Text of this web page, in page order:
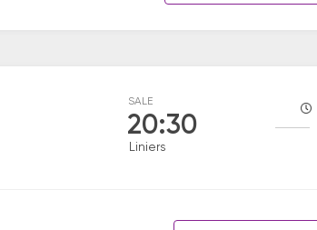
SALE
20:30
Liniers